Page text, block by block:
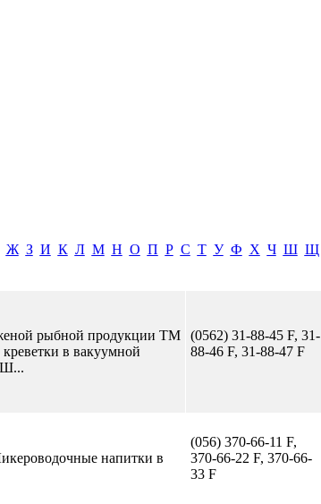
Ж З И К Л М Н О П Р С Т У Ф Х Ч Ш Щ
рыбной продукции ТМ
в вакуумной
(0562) 31-88-45 F, 31-
88-46 F, 31-88-47 F
напитки в
(056) 370-66-11 F,
370-66-22 F, 370-66-
33 F